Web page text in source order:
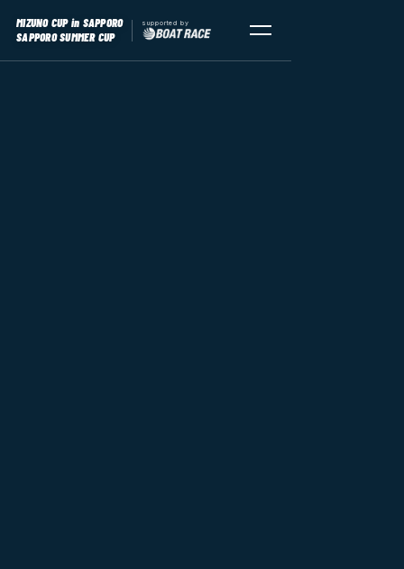
MIZUNO CUPin SAPPORO
SAPPORO SUMMER CUP
supported by